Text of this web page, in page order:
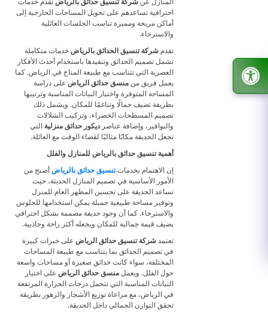
احترافية تساعدهم على تحويل المساحات الخارجية إلى
أماكن مريحة ومميزة تناسب الجلسات العائلية
والاسترخاء.
تقدم شركة تنسيق الحدائق بالرياض خدمات متكاملة
تشمل تصميم الحدائق وتنفيذها باستخدام أحدث الأفكار
العصرية التي تتناسب مع طبيعة المناخ في الرياض. كما
يعمل فريق من منسق حدائق الرياض على دراسة
المساحة المتوفرة واختيار النباتات المناسبة وترتيبها
بطريقة تضيف جمالًا وتناغمًا للمكان. ويشمل ذلك
تصميم المسطحات الخضراء، وتركيب الشلالات
والنوافير، وإضافة عناصر ديكور حدائق منزلية التي
تجعل الحديقة مكانًا مثاليًا لقضاء الوقت مع العائلة.
أهمية تنسيق حدائق بالرياض للمنازل والفلل
إن الاهتمام بخدماتتنسيق حدائق بالرياض أصبح من
الأمور الأساسية في تصميم المنازل الحديثة، حيث
تساعد الحديقة على تحسين المظهر العام للمنزل
وتوفير مساحة طبيعية جميلة يمكن استخدامها للجلوس
والاسترخاء. كما أن وجود حديقة مصممة بشكل احترافي
يضيف قيمة جمالية للمكان ويجعله أكثر راحة وجاذبية.
تعتمد شركة تنسيق حدائق الرياض على خبرات كبيرة
في تصميم الحدائق بما يتناسب مع طبيعة المساحات
المختلفة، سواء كانت حدائق صغيرة أو مساحات واسعة
حول الفلل. ويعمل منسق حدائق الرياض على اختيار
النباتات المناسبة التي تتحمل درجات الحرارة المرتفعة
في الرياض، مع مراعاة توزيع الأشجار والزهور بطريقة
تحقق التوازن الجمالي داخل الحديقة.